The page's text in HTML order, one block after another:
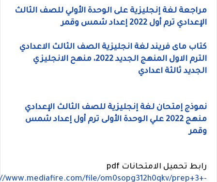
مراجعة لغة إنجليزية على الوحدة الأولي للصف الثالث
الإعدادي ترم أول 2022 إعداد شمس وقمر
كتاب ماى فريند لغة انجليزية الصف الثالث الاعدادي
الترم الاول المنهج الجديد 2022، منهح الانجليزي
الجديد ثالثة اعدادي
نموذج إمتحان لغة إنجليزية للصف الثالث الإعدادي
منهج 2022 علي الوحدة الأولى ترم أول إعداد شمس
وقمر
رابط تحميل الامتحانات pdf
www.mediafire.com/file/om0sopg312h0qkv/prep+3+-